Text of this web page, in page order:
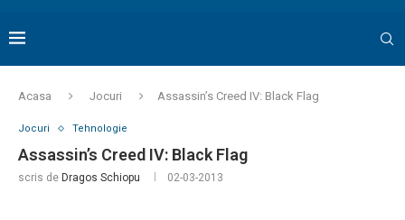
Acasa Jocuri Assassin’s Creed IV: Black Flag
Jocuri Tehnologie
Assassin’s Creed IV: Black Flag
scris de Dragos Schiopu 02-03-2013